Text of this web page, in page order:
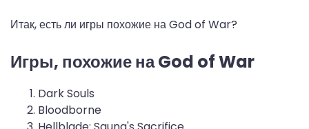
Итак, есть ли игры похожие на God of War?
Игры, похожие на God of War
Dark Souls
Bloodborne